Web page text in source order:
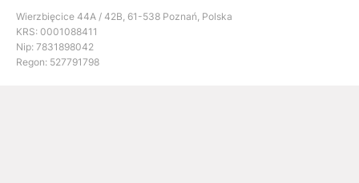
Wierzbięcice 44A / 42B, 61-538 Poznań, Polska
KRS: 0001088411
Nip: 7831898042
Regon: 527791798